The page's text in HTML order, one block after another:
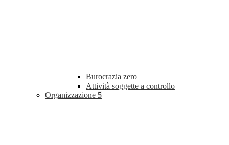
Burocrazia zero
Attività soggette a controllo
Organizzazione 5